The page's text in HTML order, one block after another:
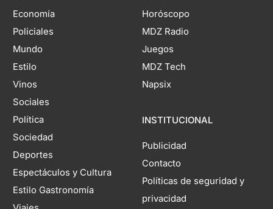
Economía
Policiales
Mundo
Estilo
Vinos
Sociales
Política
Sociedad
Deportes
Espectáculos y Cultura
Estilo Gastronomía
Horóscopo
MDZ Radio
Juegos
MDZ Tech
Napsix
INSTITUCIONAL
Publicidad
Contacto
Políticas de seguridad y
privacidad